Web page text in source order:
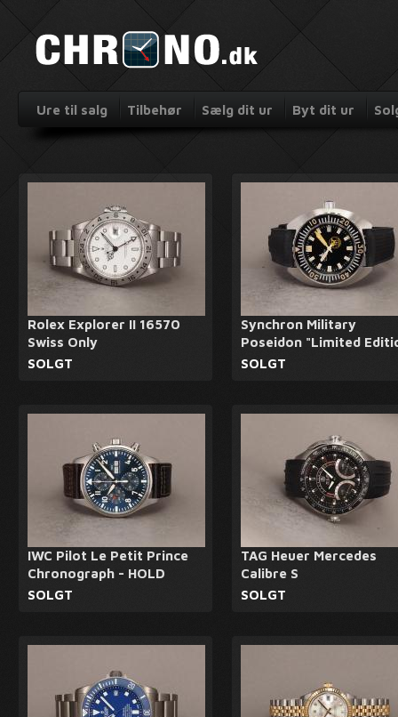
Ure til salg Tilbehør Sælg dit ur Byt dit ur
Rolex Explorer II 16570
Swiss Only
SOLGT
Synchron Military
Poseidon "Limited
SOLGT
IWC Pilot Le Petit Prince
Chronograph - HOLD
SOLGT
TAG Heuer Mercedes
Calibre S
SOLGT